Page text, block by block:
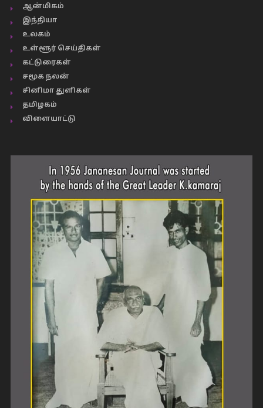
ஆன்மிகம்
இந்தியா
உலகம்
உள்ளூர் செய்திகள்
கட்டுரைகள்
சமூக நலன்
சினிமா துளிகள்
தமிழகம்
விளையாட்டு